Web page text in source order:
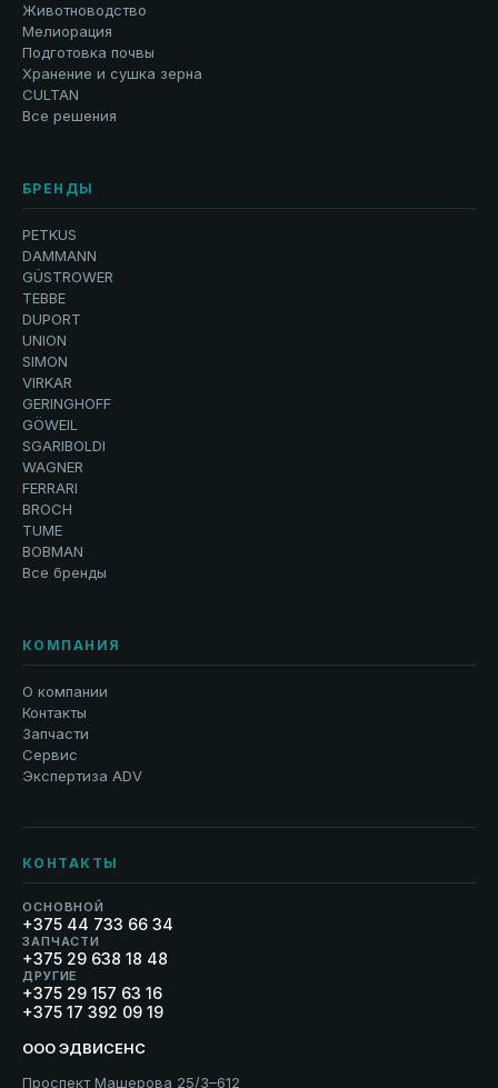
Животноводство
Мелиорация
Подготовка почвы
Хранение и сушка зерна
CULTAN
Все решения
БРЕНДЫ
PETKUS
DAMMANN
GÜSTROWER
TEBBE
DUPORT
UNION
SIMON
VIRKAR
GERINGHOFF
GÖWEIL
SGARIBOLDI
WAGNER
FERRARI
BROCH
TUME
BOBMAN
Все бренды
КОМПАНИЯ
О компании
Контакты
Запчасти
Сервис
Экспертиза ADV
КОНТАКТЫ
ОСНОВНОЙ
+375 44 733 66 34
ЗАПЧАСТИ
+375 29 638 18 48
ДРУГИЕ
+375 29 157 63 16
+375 17 392 09 19
ООО ЭДВИСЕНС
Проспект Машерова 25/3–612